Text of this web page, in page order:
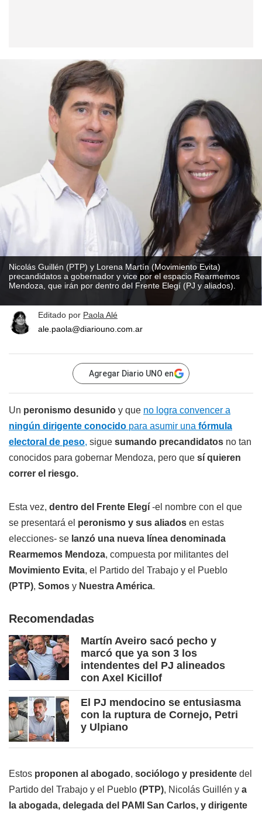
Nicolás Guillén (PTP) y Lorena Martín (Movimiento Evita)
precandidatos a gobernador y vice por el espacio Rearmemos
Mendoza, que irán por dentro del Frente Elegí (PJ y aliados).
Editado por Paola Alé
ale.paola@diariouno.com.ar
Agregar Diario UNO en
Un peronismo desunido y que no logra convencer a
ningún dirigente conocido para asumir una fórmula
electoral de peso, sigue sumando precandidatos no tan
conocidos para gobernar Mendoza, pero que sí quieren
correr el riesgo.
Esta vez, dentro del Frente Elegí -el nombre con el que
se presentará el peronismo y sus aliados en estas
elecciones- se lanzó una nueva línea denominada
Rearmemos Mendoza, compuesta por militantes del
Movimiento Evita, el Partido del Trabajo y el Pueblo
(PTP), Somos y Nuestra América.
Recomendadas
Martín Aveiro sacó pecho y
marcó que ya son 3 los
intendentes del PJ alineados
con Axel Kicillof
El PJ mendocino se entusiasma
con la ruptura de Cornejo, Petri
y Ulpiano
Estos proponen al abogado, sociólogo y presidente del
Partido del Trabajo y el Pueblo (PTP), Nicolás Guillén y a
la abogada, delegada del PAMI San Carlos, y dirigente